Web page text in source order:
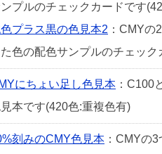
プルのチェックカードです
プラス黒の色見本2 ：CMY
た色の配色サンプルのチェッ
にちょい足し色見本 ：C100
本です(420色:重複色有)
刻みのCMY色見本 ：CMYの